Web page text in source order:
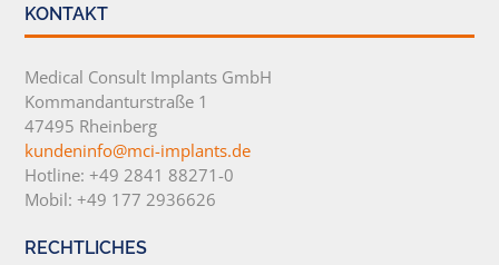
KONTAKT
Medical Consult Implants GmbH
Kommandanturstraße 1
47495 Rheinberg
kundeninfo@mci-implants.de
Hotline: +49 2841 88271-0
Mobil: +49 177 2936626
RECHTLICHES